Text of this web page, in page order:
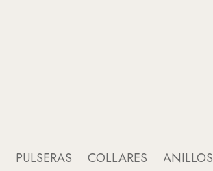
PULSERAS COLLARES ANILLOS